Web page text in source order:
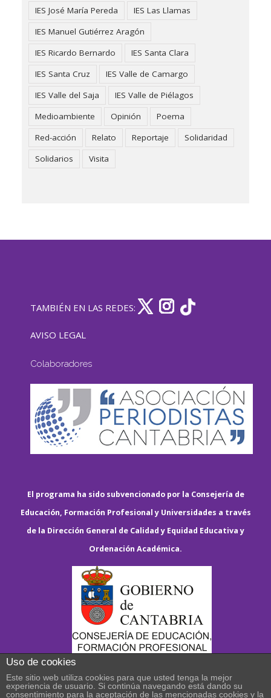
IES José María Pereda
IES Las Llamas
IES Manuel Gutiérrez Aragón
IES Ricardo Bernardo
IES Santa Clara
IES Santa Cruz
IES Valle de Camargo
IES Valle del Saja
IES Valle de Piélagos
Medioambiente
Opinión
Poema
Red-acción
Relato Reportaje
Solidaridad
Solidarios
Visita
TAMBIÉN EN LAS REDES:
AVISO LEGAL
Colaboradores
El programa ha sido subvencionado por la Consejería de
Educación, Formación Profesional y Universidades a través
de la Dirección General de Calidad y Equidad Educativa y
Ordenación Académica.
Uso de cookies
Este sitio web utiliza cookies para que usted tenga la mejor
experiencia de usuario. Si continúa navegando está dando su
consentimiento para la aceptación de las mencionadas cookies y la